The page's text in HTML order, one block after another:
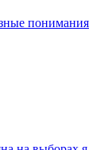
понимания